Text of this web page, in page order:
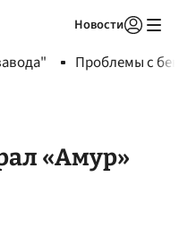
Новости
Проблемы с
«Амур»